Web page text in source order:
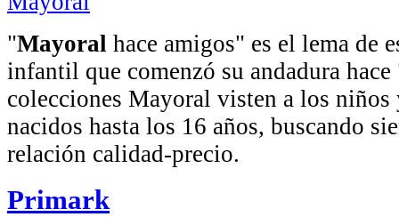
"Mayoral hace amigos" es el lema de
infantil que comenzó su andadura hace
colecciones Mayoral visten a los niños
nacidos hasta los 16 años, buscando
relación calidad-precio.
Primark